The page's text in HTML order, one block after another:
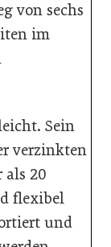
von sechs
im
Sein
verzinkten
als 20
flexibel
und